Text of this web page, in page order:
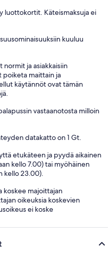
luottokortit. Käteismaksuja ei
kuuluu
ja asiakkaisiin
poiketa maittain ja
käytännöt ovat tämän
vastaanotosta milloin
datakatto on 1 Gt.
etukäteen ja pyydä aikainen
kello 7.00) tai myöhäinen
kello 23.00).
koskee majoittajan
oikeuksia koskevien
ei koske